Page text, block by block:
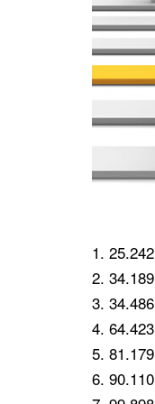
25.242
34.189
34.486
64.423
81.179
90.110